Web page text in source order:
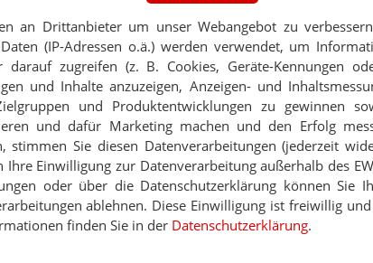
an Drittanbieter um unser Webangebot zu
(IP-Adressen o.ä.) werden verwendet, um
zugreifen (z. B. Cookies, Geräte-Kennungen
und Inhalte anzuzeigen, Anzeigen- und
und Produktentwicklungen zu gewinnen
und dafür Marketing machen und den Erfolg
stimmen Sie diesen Datenverarbeitungen (jederzeit
Ihre Einwilligung zur Datenverarbeitung außerhalb des
oder über die Datenschutzerklärung können Sie
ablehnen. Diese Einwilligung ist freiwillig
finden Sie in der Datenschutzerklärung.
– warum eigentlich?
Empfehlung zu wechseln
zieht ihr die Grenze?
E-MAIL